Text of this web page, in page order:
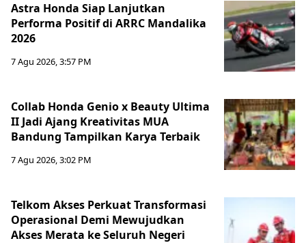
Astra Honda Siap Lanjutkan
Performa Positif di ARRC Mandalika
2026
7 Agu 2026, 3:57 PM
Collab Honda Genio x Beauty Ultima
II Jadi Ajang Kreativitas MUA
Bandung Tampilkan Karya Terbaik
7 Agu 2026, 3:02 PM
Telkom Akses Perkuat Transformasi
Operasional Demi Mewujudkan
Akses Merata ke Seluruh Negeri